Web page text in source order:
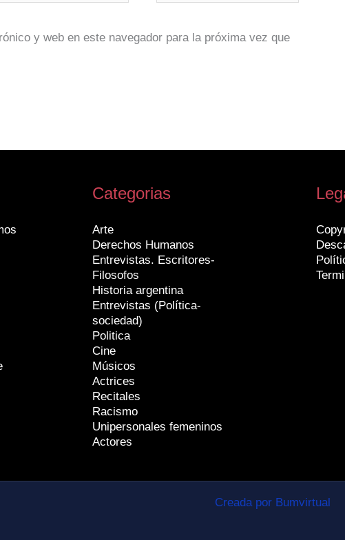
y web en este navegador para la próxima vez que
Categorias
Arte
Derechos Humanos
Entrevistas. Escritores-
Filosofos
Historia argentina
Entrevistas (Política-
sociedad)
Politica
Cine
Músicos
Actrices
Recitales
Racismo
Unipersonales femeninos
Actores
Creada por Bumvirtual